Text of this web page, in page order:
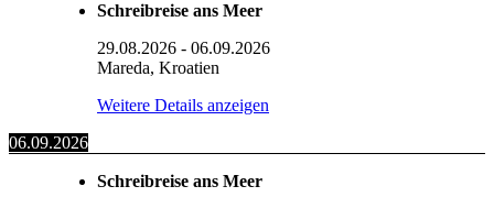
Schreibreise ans Meer
29.08.2026 - 06.09.2026
Mareda, Kroatien
Weitere Details anzeigen
06.09.2026
Schreibreise ans Meer